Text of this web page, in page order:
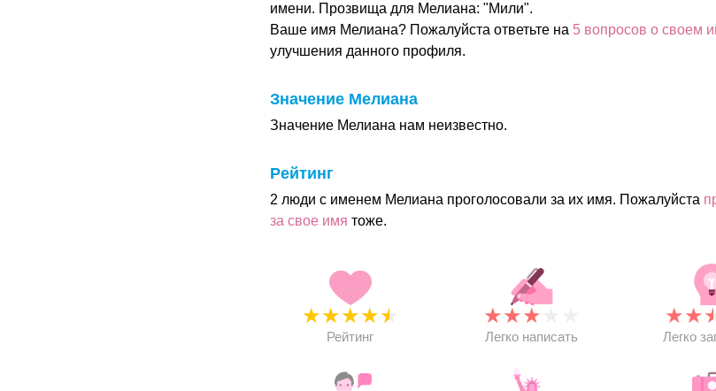
имени. Прозвища для Мелиана: "Мили".
Ваше имя Мелиана? Пожалуйста ответьте на 5 вопросов о своем
улучшения данного профиля.
Значение Мелиана
Значение Мелиана нам неизвестно.
Рейтинг
2 люди с именем Мелиана проголосовали за их имя. Пожалуйста
за свое имя тоже.
★★★★★
Рейтинг
★★★
Легко написать
★★★
Легко